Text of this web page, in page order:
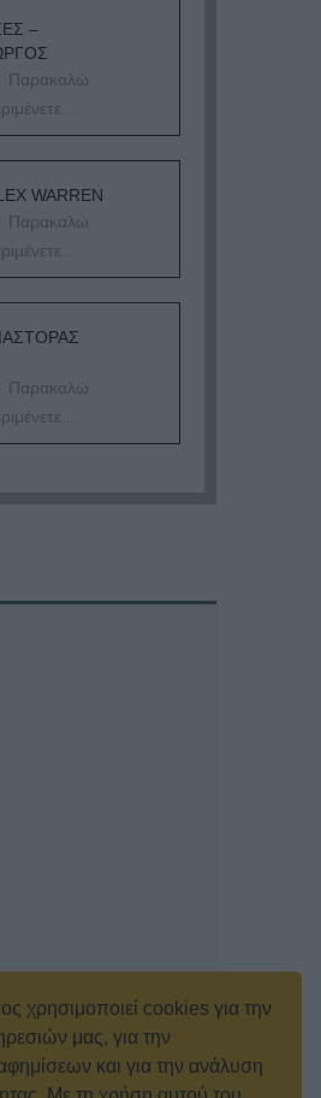
χρησιμοποιεί cookies για την
μας, για την
και για την ανάλυση
–
Παρακαλώ
WARREN
Παρακαλώ
Παρακαλώ
Κρατική Διαφήμιση